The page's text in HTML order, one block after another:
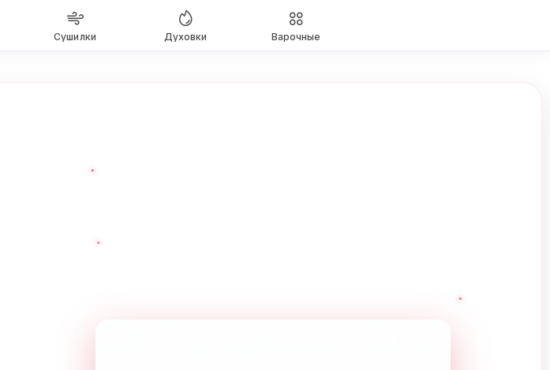
Сушилки Духовки Варочные